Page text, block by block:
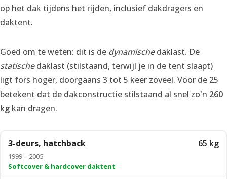
op het dak tijdens het rijden, inclusief dakdragers en
daktent.
Goed om te weten: dit is de dynamischedaklast. De
statischedaklast (stilstaand, terwijl je in de tent slaapt)
ligt fors hoger, doorgaans 3 tot 5 keer zoveel. Voor de 25
betekent dat de dakconstructie stilstaand al snel zo'n 260
kg kan dragen.
3-deurs, hatchback
1999 – 2005
65 kg
Softcover & hardcover daktent